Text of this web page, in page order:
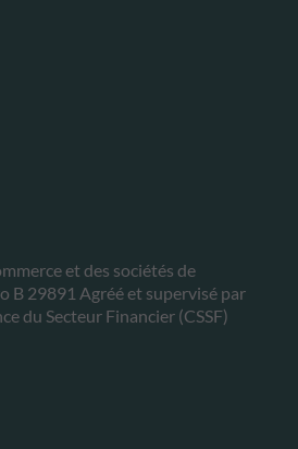
et des sociétés de
B 29891 Agréé et supervisé par
du Secteur Financier (CSSF)